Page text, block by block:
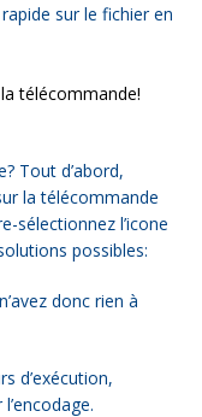
sur le fichier en
télécommande!
Tout d’abord,
la télécommande
sélectionnez l’icone
possibles:
donc rien à
d’exécution,